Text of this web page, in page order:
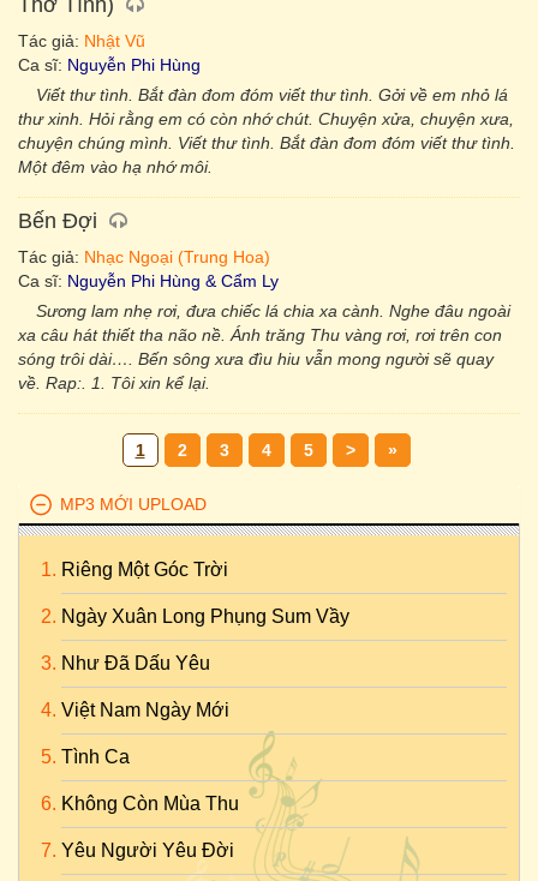
Thơ Tình)
Tác giả: Nhật Vũ
Ca sĩ: Nguyễn Phi Hùng
Viết thư tình. Bắt đàn đom đóm viết thư tình. Gởi về em nhỏ lá
thư xinh. Hỏi rằng em có còn nhớ chút. Chuyện xửa, chuyện xưa,
chuyện chúng mình. Viết thư tình. Bắt đàn đom đóm viết thư tình.
Một đêm vào hạ nhớ môi.
Bến Đợi
Tác giả: Nhạc Ngoại (Trung Hoa)
Ca sĩ: Nguyễn Phi Hùng & Cẩm Ly
Sương lam nhẹ rơi, đưa chiếc lá chia xa cành. Nghe đâu ngoài
xa câu hát thiết tha não nề. Ánh trăng Thu vàng rơi, rơi trên con
sóng trôi dài…. Bến sông xưa đìu hiu vẫn mong người sẽ quay
về. Rap:. 1. Tôi xin kể lại.
1 2 3 4 5 > »
MP3 MỚI UPLOAD
Riêng Một Góc Trời
Ngày Xuân Long Phụng Sum Vầy
Như Đã Dấu Yêu
Việt Nam Ngày Mới
Tình Ca
Không Còn Mùa Thu
Yêu Người Yêu Đời